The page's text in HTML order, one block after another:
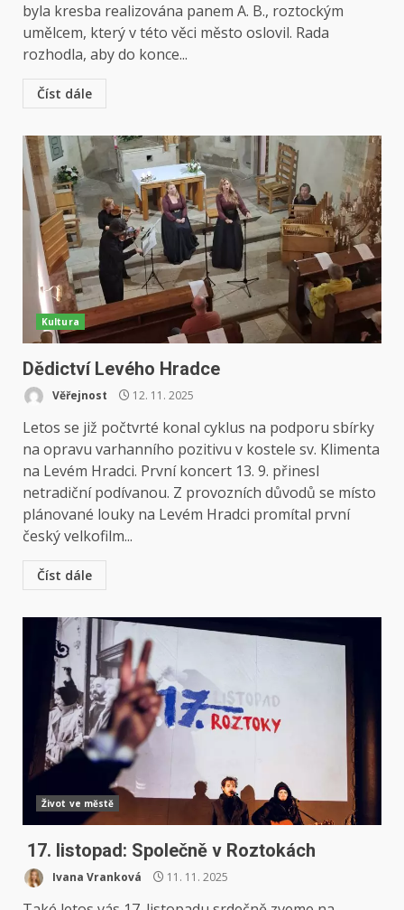
byla kresba realizována panem A. B., roztockým
umělcem, který v této věci město oslovil. Rada
rozhodla, aby do konce...
Číst dále
Kultura
Dědictví Levého Hradce
Věřejnost 12. 11. 2025
Letos se již počtvrté konal cyklus na podporu sbírky
na opravu varhanního pozitivu v kostele sv. Klimenta
na Levém Hradci. První koncert 13. 9. přinesl
netradiční podívanou. Z provozních důvodů se místo
plánované louky na Levém Hradci promítal první
český velkofilm...
Číst dále
Život ve městě
17. listopad: Společně v Roztokách
Ivana Vranková 11. 11. 2025